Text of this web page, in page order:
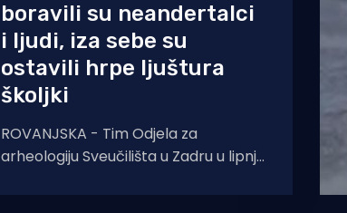
boravili su neandertalci
i ljudi, iza sebe su
ostavili hrpe ljuštura
školjki
ROVANJSKA - Tim Odjela za
arheologiju Sveučilišta u Zadru u lipnju
smještenu na nepristupačnom